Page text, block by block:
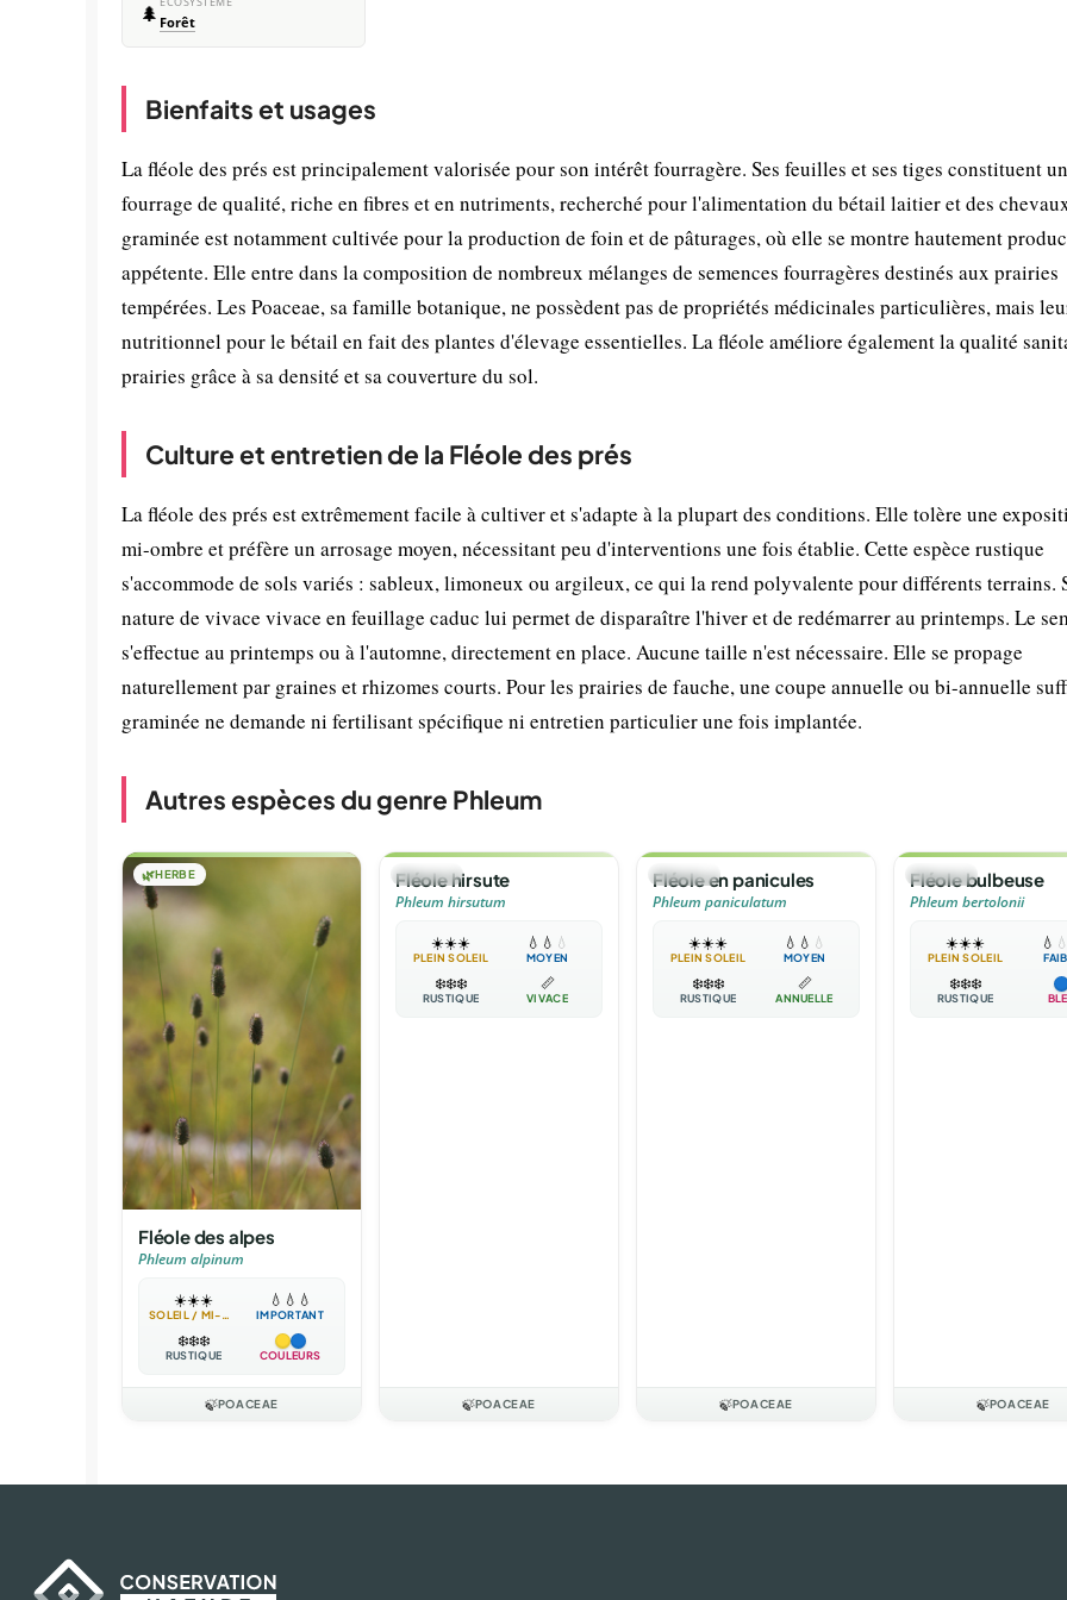
🌲 Forêt
Bienfaits et usages
La fléole des prés est principalement valorisée pour son intérêt fourragère. Ses feuilles et ses tiges constituent un
fourrage de qualité, riche en fibres et en nutriments, recherché pour l'alimentation du bétail laitier et des
graminée est notamment cultivée pour la production de foin et de pâturages, où elle se montre hautement
appétente. Elle entre dans la composition de nombreux mélanges de semences fourragères destinés aux prairies
tempérées. Les Poaceae, sa famille botanique, ne possèdent pas de propriétés médicinales particulières, mais
nutritionnel pour le bétail en fait des plantes d'élevage essentielles. La fléole améliore également la qualité
prairies grâce à sa densité et sa couverture du sol.
Culture et entretien de la Fléole des prés
La fléole des prés est extrêmement facile à cultiver et s'adapte à la plupart des conditions. Elle tolère une
mi-ombre et préfère un arrosage moyen, nécessitant peu d'interventions une fois établie. Cette espèce rustique
s'accommode de sols variés : sableux, limoneux ou argileux, ce qui la rend polyvalente pour différents terrains.
nature de vivace vivace en feuillage caduc lui permet de disparaître l'hiver et de redémarrer au printemps. Le
s'effectue au printemps ou à l'automne, directement en place. Aucune taille n'est nécessaire. Elle se propage
naturellement par graines et rhizomes courts. Pour les prairies de fauche, une coupe annuelle ou bi-annuelle
graminée ne demande ni fertilisant spécifique ni entretien particulier une fois implantée.
Autres espèces du genre Phleum
🌿HERBE
Fléole des alpes
Phleum alpinum
☀️☀️☀️
SOLEIL / MI-OMBRE
💧 💧 💧
IMPORTANT
❄️❄️❄️
RUSTIQUE COULEURS
🍃POACEAE
🌿HERBE
Fléole hirsute
Phleum hirsutum
☀️☀️☀️
PLEIN SOLEIL
💧 💧 💧
MOYEN
❄️❄️❄️
RUSTIQUE
📏
VIVACE
🍃POACEAE
🌿HERBE
Fléole en panicules
Phleum paniculatum
☀️☀️☀️
PLEIN SOLEIL
💧 💧 💧
MOYEN
❄️❄️❄️
RUSTIQUE
📏
ANNUELLE
🍃POACEAE
🌿HERBE
Fléole bulbeuse
Phleum bertolonii
☀️☀️☀️
PLEIN SOLEIL
💧 💧
❄️❄️❄️
RUSTIQUE
🍃POACEAE